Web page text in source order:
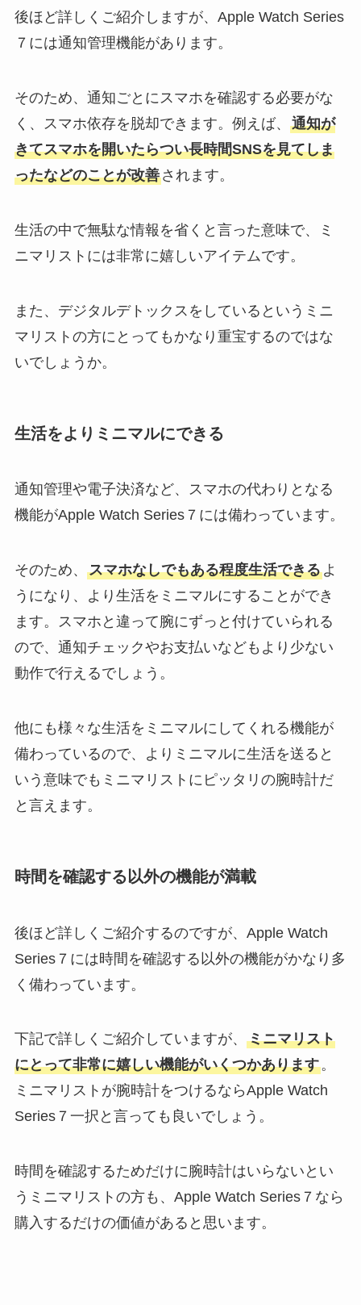
後ほど詳しくご紹介しますが、Apple Watch Series
７には通知管理機能があります。
そのため、通知ごとにスマホを確認する必要がな
く、スマホ依存を脱却できます。例えば、 通知が
きてスマホを開いたらつい長時間SNSを見てしま
ったなどのことが改善されます。
生活の中で無駄な情報を省くと言った意味で、ミ
ニマリストには非常に嬉しいアイテムです。
また、デジタルデトックスをしているというミニ
マリストの方にとってもかなり重宝するのではな
いでしょうか。
生活をよりミニマルにできる
通知管理や電子決済など、スマホの代わりとなる
機能がApple Watch Series７には備わっています。
そのため、 スマホなしでもある程度生活できるよ
うになり、より生活をミニマルにすることができ
ます。スマホと違って腕にずっと付けていられる
ので、通知チェックやお支払いなどもより少ない
動作で行えるでしょう。
他にも様々な生活をミニマルにしてくれる機能が
備わっているので、よりミニマルに生活を送ると
いう意味でもミニマリストにピッタリの腕時計だ
と言えます。
時間を確認する以外の機能が満載
後ほど詳しくご紹介するのですが、Apple Watch
Series７には時間を確認する以外の機能がかなり多
く備わっています。
下記で詳しくご紹介していますが、 ミニマリスト
にとって非常に嬉しい機能がいくつかあります。
ミニマリストが腕時計をつけるならApple Watch
Series７一択と言っても良いでしょう。
時間を確認するためだけに腕時計はいらないとい
うミニマリストの方も、Apple Watch Series７なら
購入するだけの価値があると思います。